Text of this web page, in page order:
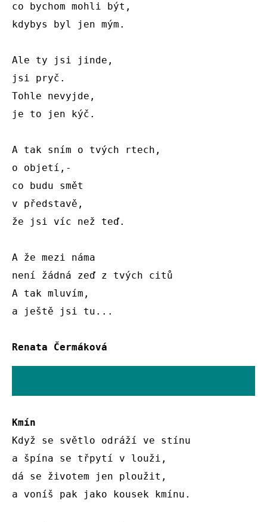
co bychom mohli být,
kdybys byl jen mým.
Ale ty jsi jinde,
jsi pryč.
Tohle nevyjde,
je to jen kýč.
A tak sním o tvých rtech,
o objetí,-
co budu smět
v představě,
že jsi víc než teď.
A že mezi náma
není žádná zeď z tvých citů
A tak mluvím,
a ještě jsi tu...
Renata Čermáková
Kmín
Když se světlo odráží ve stínu
a špína se třpytí v louži,
dá se životem jen ploužit,
a voníš pak jako kousek kmínu.